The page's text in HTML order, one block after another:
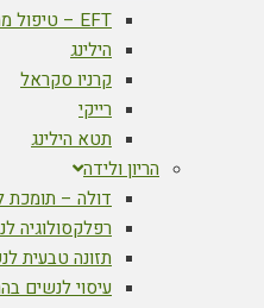
EFT – טיפול ממוקד רגשות
הילינג
קרניו סקראל
רייקי
תטא הילינג
הריון ולידה
דולה – תומכת
רפלקסולוגיה
תזונה טבעית
עיסוי לנשים